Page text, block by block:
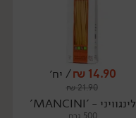
יח׳
14.90
₪/ יח׳
21.90
₪
לינגוויני - 'MANCINI'